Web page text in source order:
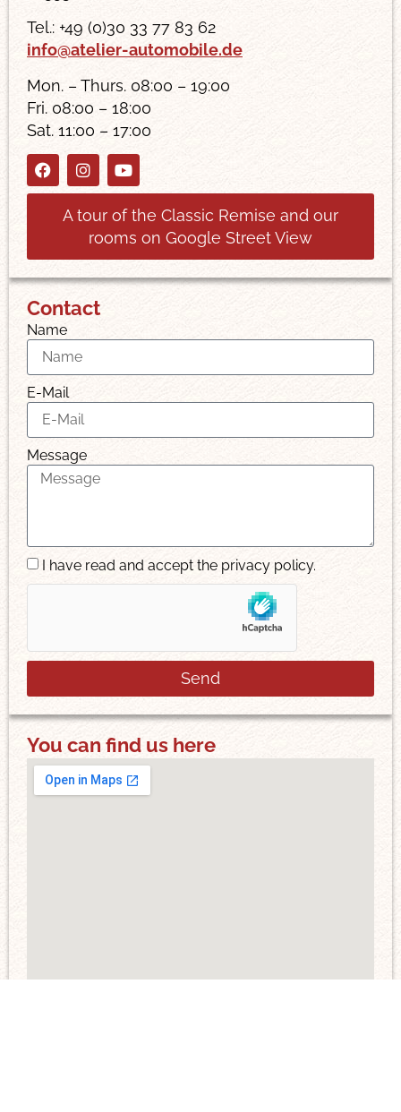
Tel.: +49 (0)30 33 77 83 62
info@atelier-automobile.de
Mon. – Thurs. 08:00 – 19:00
Fri. 08:00 – 18:00
Sat. 11:00 – 17:00
A tour of the Classic Remise and our
rooms on Google Street View
Contact
Name
E-Mail
Message
I have read and accept the privacy policy.
Send
You can find us here